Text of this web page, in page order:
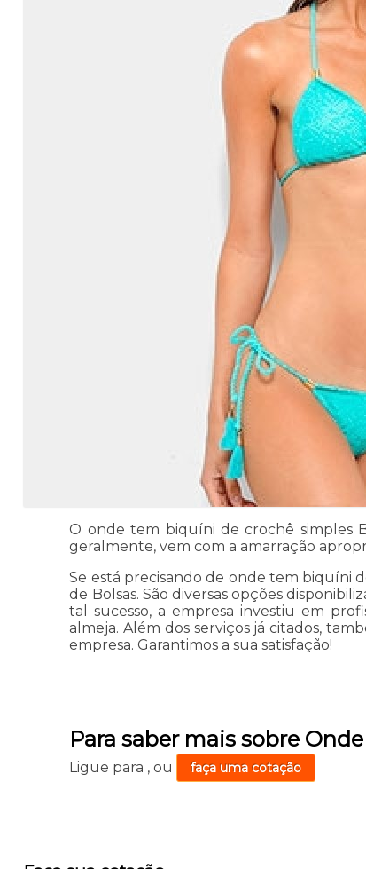
O onde tem biquíni de crochê simples
geralmente, vem com a amarração
Se está precisando de onde tem biquíni
de Bolsas. São diversas opções
tal sucesso, a empresa investiu em
almeja. Além dos serviços já citados,
empresa. Garantimos a sua satisfação!
Para saber mais sobre
Ligue para ,ou faça uma cotação